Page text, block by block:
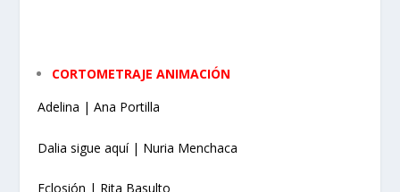
CORTOMETRAJE ANIMACIÓN
Adelina | Ana Portilla
Dalia sigue aquí | Nuria Menchaca
Eclosión | Rita Basulto